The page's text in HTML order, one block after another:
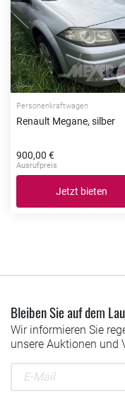
Personenkraftwagen
Renault Megane, silber
900,00 €
Ausrufpreis
Jetzt bieten
Bleiben Sie auf dem
Wir informieren Sie
unsere Auktionen und